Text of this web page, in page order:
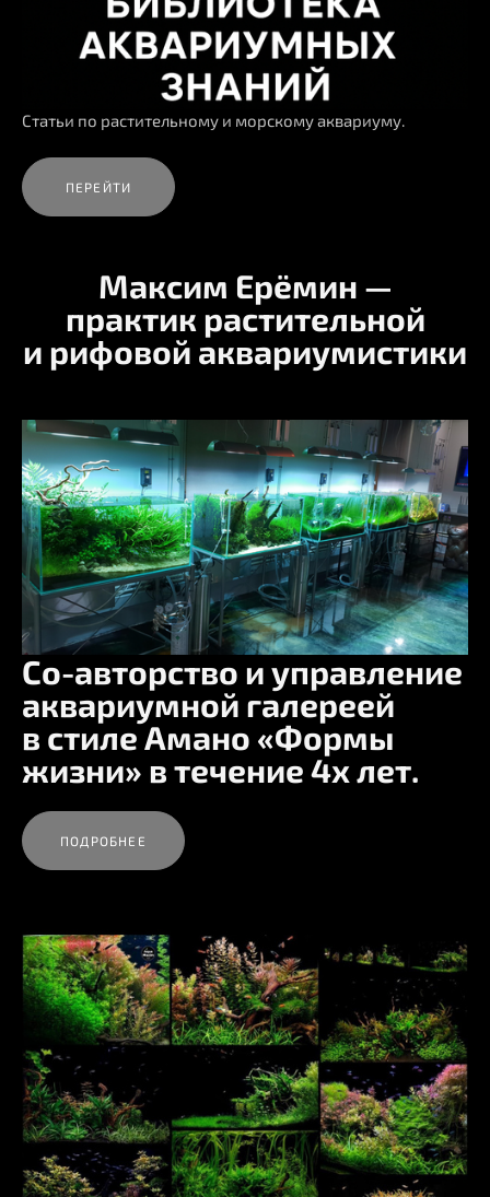
Статьи по растительному и морскому аквариуму.
ПЕРЕЙТИ
Максим Ерёмин —
практик растительной
и рифовой аквариумистики
Со-авторство и управление
аквариумной галереей
в стиле Амано «Формы
жизни» в течение 4х лет.
ПОДРОБНЕЕ